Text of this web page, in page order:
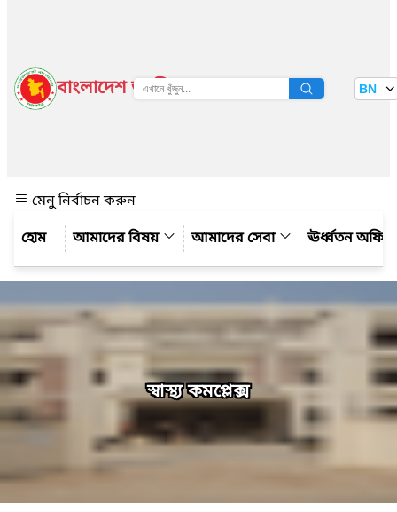
বাংলাদেশ জাতীয় তথ্য বাতায়ন BN
মেনু নির্বাচন করুন
আমাদের বিষয়
আমাদের সেবা ঊর্ধ্বতন অফিস
স্বাস্থ্য কমপ্লেক্স